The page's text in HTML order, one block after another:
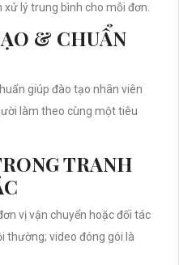
lý trung bình cho mỗi đơn.
& CHUẨN
giúp đào tạo nhân viên
làm theo cùng một tiêu
TRANH
vị vận chuyển hoặc đối tác
thường; video đóng gói là